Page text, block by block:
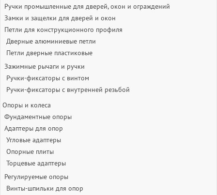
Ручки промышленные для дверей, окон и ограждений
Замки и защелки для дверей и окон
Петли для конструкционного профиля
Дверные алюминиевые петли
Петли дверные пластиковые
Зажимные рычаги и ручки
Ручки-фиксаторы c винтом
Ручки-фиксаторы c внутренней резьбой
Опоры и колеса
Фундаментные опоры
Адаптеры для опор
Угловые адаптеры
Опорные плиты
Торцевые адаптеры
Регулируемые опоры
Винты-шпильки для опор